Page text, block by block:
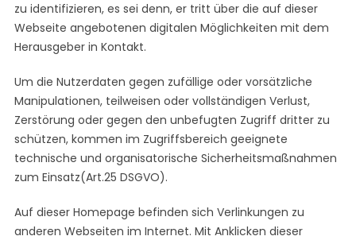
zu identifizieren, es sei denn, er tritt über die auf dieser
Webseite angebotenen digitalen Möglichkeiten mit dem
Herausgeber in Kontakt.
Um die Nutzerdaten gegen zufällige oder vorsätzliche
Manipulationen, teilweisen oder vollständigen Verlust,
Zerstörung oder gegen den unbefugten Zugriff dritter zu
schützen, kommen im Zugriffsbereich geeignete
technische und organisatorische Sicherheitsmaßnahmen
zum Einsatz(Art.25 DSGVO).
Auf dieser Homepage befinden sich Verlinkungen zu
anderen Webseiten im Internet. Mit Anklicken dieser